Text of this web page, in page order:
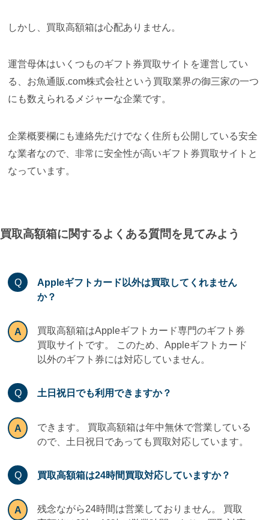
しかし、買取高額箱は心配ありません。
運営母体はいくつものギフト券買取サイトを運営してい
る、お魚通販.com株式会社という買取業界の御三家の一つ
にも数えられるメジャーな企業です。
企業概要欄にも連絡先だけでなく住所も公開している安全
な業者なので、非常に安全性が高いギフト券買取サイトと
なっています。
買取高額箱に関するよくある質問を見てみよう
Appleギフトカード以外は買取してくれません
か？
買取高額箱はAppleギフトカード専門のギフト券
買取サイトです。 このため、Appleギフトカード
以外のギフト券には対応していません。
土日祝日でも利用できますか？
できます。 買取高額箱は年中無休で営業している
ので、土日祝日であっても買取対応しています。
買取高額箱は24時間買取対応していますか？
残念ながら24時間は営業しておりません。 買取